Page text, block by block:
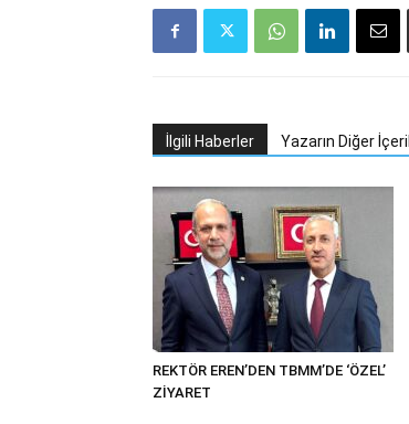
İlgili Haberler Yazarın Diğer
REKTÖR EREN’DEN TBMM’DE ‘ÖZEL’
ZİYARET